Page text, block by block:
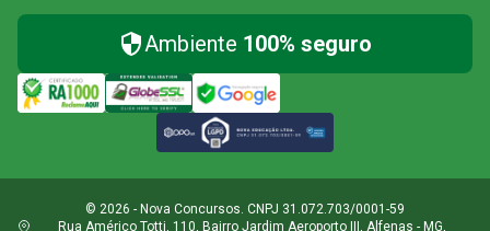
Ambiente 100% seguro
© 2026 - Nova Concursos. CNPJ 31.072.703/0001-59
Rua Américo Totti, 110, Bairro Jardim Aeroporto III, Alfenas - MG,